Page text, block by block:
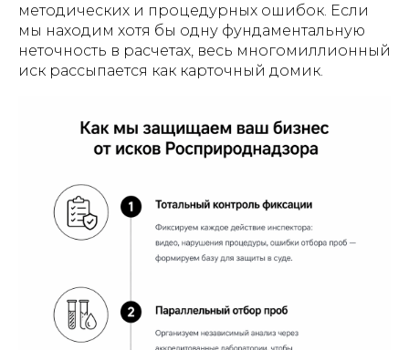
методических и процедурных ошибок. Если
мы находим хотя бы одну фундаментальную
неточность в расчетах, весь многомиллионный
иск рассыпается как карточный домик.